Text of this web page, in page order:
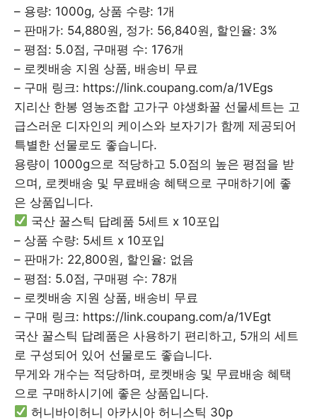
– 용량: 1000g, 상품 수량: 1개
– 판매가: 54,880원, 정가: 56,840원, 할인율: 3%
– 평점: 5.0점, 구매평 수: 176개
– 로켓배송 지원 상품, 배송비 무료
– 구매 링크: https://link.coupang.com/a/1VEgs
지리산 한봉 영농조합 고가구 야생화꿀 선물세트는 고
급스러운 디자인의 케이스와 보자기가 함께 제공되어
특별한 선물로도 좋습니다.
용량이 1000g으로 적당하고 5.0점의 높은 평점을 받
으며, 로켓배송 및 무료배송 혜택으로 구매하기에 좋
은 상품입니다.
국산 꿀스틱 답례품 5세트 x 10포입
– 상품 수량: 5세트 x 10포입
– 판매가: 22,800원, 할인율: 없음
– 평점: 5.0점, 구매평 수: 78개
– 로켓배송 지원 상품, 배송비 무료
– 구매 링크: https://link.coupang.com/a/1VEgt
국산 꿀스틱 답례품은 사용하기 편리하고, 5개의 세트
로 구성되어 있어 선물로도 좋습니다.
무게와 개수는 적당하며, 로켓배송 및 무료배송 혜택
으로 구매하시기에 좋은 상품입니다.
허니바이허니 아카시아 허니스틱 30p